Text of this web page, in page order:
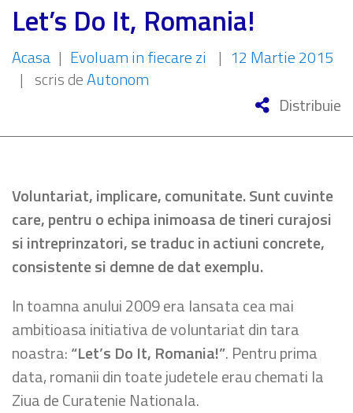
Let’s Do It, Romania!
Acasa | Evoluam in fiecare zi | 12 Martie 2015
| scris deAutonom
Distribuie
Voluntariat, implicare, comunitate. Sunt cuvinte
care, pentru o echipa inimoasa de tineri curajosi
si intreprinzatori, se traduc in actiuni concrete,
consistente si demne de dat exemplu.
In toamna anului 2009 era lansata cea mai
ambitioasa initiativa de voluntariat din tara
noastra:“Let’s Do It, Romania!”. Pentru prima
data, romanii din toate judetele erau chemati la
Ziua de Curatenie Nationala.